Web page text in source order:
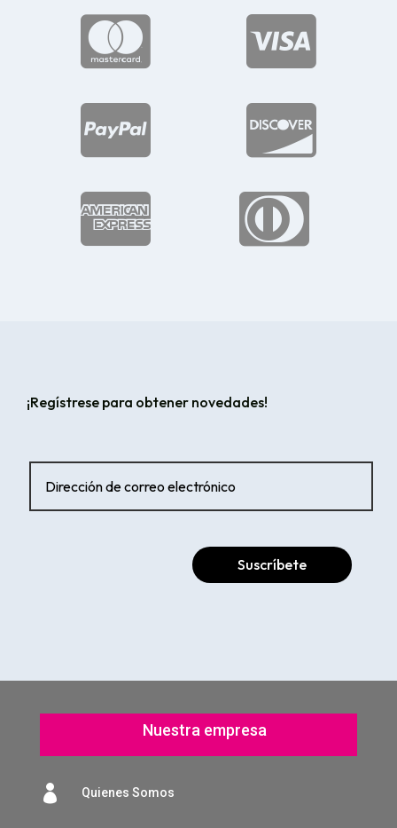






¡Regístrese para obtener novedades!
Suscríbete
Nuestra empresa
 Quienes Somos